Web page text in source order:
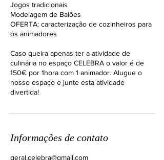
Jogos tradicionais
Modelagem de Balões
OFERTA: caracterização de cozinheiros para
os animadores
Caso queira apenas ter a atividade de
culinária no espaço CELEBRA o valor é de
150€ por 1hora com 1 animador. Alugue o
nosso espaço e junte esta atividade
divertida!
Informações de contato
geral.celebra@gmail.com